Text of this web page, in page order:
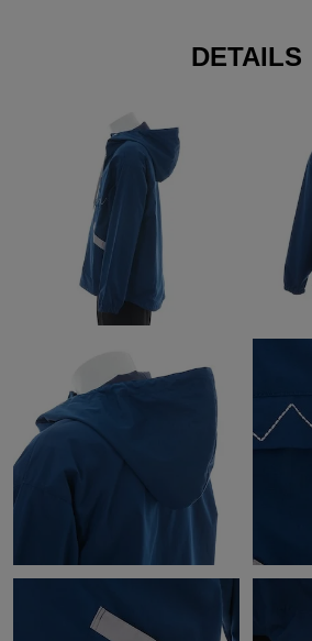
DETAILS